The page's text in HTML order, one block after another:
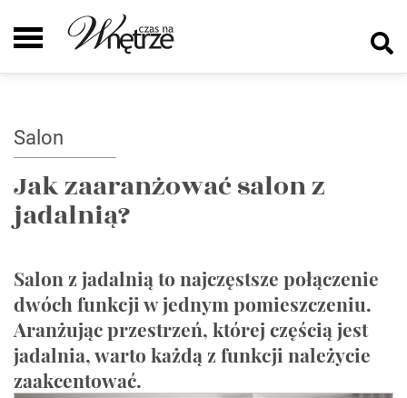
Salon
Jak zaaranżować salon z
jadalnią?
Salon z jadalnią to najczęstsze połączenie
dwóch funkcji w jednym pomieszczeniu.
Aranżując przestrzeń, której częścią jest
jadalnia, warto każdą z funkcji należycie
zaakcentować.